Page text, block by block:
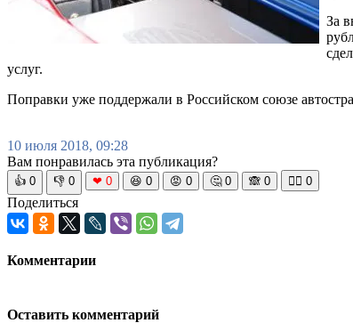
За
услуг.
Поправки уже поддержали в Российском союзе
10 июля 2018, 09:28
Вам понравилась эта публикация?
👍 0 👎 0 ❤ 0 😆 0 😡 0 🤔 0 🙈 0 🧘‍♀️ 0
Поделиться
Комментарии
Оставить комментарий